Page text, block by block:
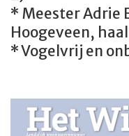
* Meester Adrie
Hoogeveen,
* Vogelvrij en